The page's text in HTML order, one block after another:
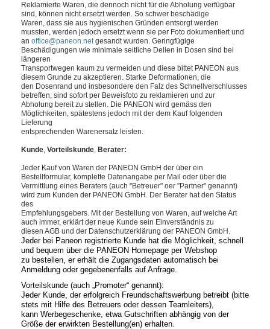
Reklamierte Waren, die dennoch nicht für die Abholung verfügbar
sind, können nicht ersetzt werden. So schwer beschädige
Waren, dass sie aus hygienischen Gründen entsorgt werden
mussten, werden jedoch ersetzt wenn sie per Foto dokumentiert und
an office@paneon.netgesandt wurden. Geringfügige
Beschädigungen wie minimale seitliche Dellen in Dosen sind bei
längeren
Transportwegen kaum zu vermeiden und diese bittet PANEON aus
diesem Grunde zu akzeptieren. Starke Deformationen, die
den Dosenrand und insbesondere den Falz des Schnellverschlusses
betreffen, sind sofort per Beweisfoto zu reklamieren und zur
Abholung bereit zu stellen. Die PANEON wird gemäss den
Möglichkeiten, spätestens jedoch mit der dem Kauf folgenden
Lieferung
entsprechenden Warenersatz leisten.
Kunde, Vorteilskunde, Berater:
Jeder Kauf von Waren der PANEON GmbH der über ein
Bestellformular, komplette Datenangabe per Mail oder über die
Vermittlung eines Beraters (auch "Betreuer" oer "Partner" genannt)
wird zum Kunden der PANEON GmbH. Der Berater hat den Status
des
Empfehlungsgebers. Mit der Bestellung von Waren, auf welche Art
auch immer, erklärt der neue Kunde sein Einverständnis zu
diesen AGB und der Datenschutzerklärung der PANEON GmbH.
Jeder bei Paneon registrierte Kunde hat die Möglichkeit, schnell
und bequem über die PANEON Homepage per Webshop
zu bestellen, er erhält die Zugangsdaten automatisch bei
Anmeldung oder gegebenenfalls auf Anfrage.
Vorteilskunde (auch „Promoter“ genannt):
Jeder Kunde, der erfolgreich Freundschaftswerbung betreibt (bitte
stets mit Hilfe des Betreuers oder dessen Teamleiters),
kann Werbegeschenke, etwa Gutschriften abhängig von der
Größe der erwirkten Bestellung(en) erhalten.